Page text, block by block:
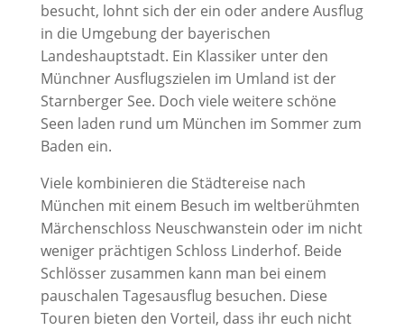
besucht, lohnt sich der ein oder andere Ausflug
in die Umgebung der bayerischen
Landeshauptstadt. Ein Klassiker unter den
Münchner Ausflugszielen im Umland ist der
Starnberger See. Doch viele weitere schöne
Seen laden rund um München im Sommer zum
Baden ein.
Viele kombinieren die Städtereise nach
München mit einem Besuch im weltberühmten
Märchenschloss Neuschwanstein oder im nicht
weniger prächtigen Schloss Linderhof. Beide
Schlösser zusammen kann man bei einem
pauschalen Tagesausflug besuchen. Diese
Touren bieten den Vorteil, dass ihr euch nicht